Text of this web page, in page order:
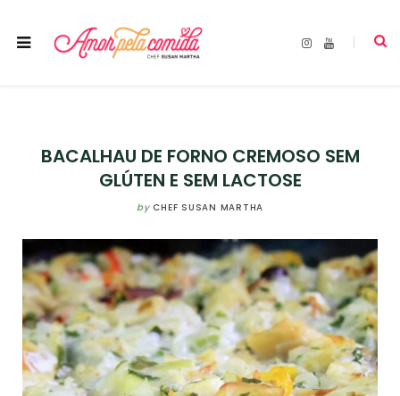
I
Y
BACALHAU DE FORNO CREMOSO SEM
GLÚTEN E SEM LACTOSE
by CHEF SUSAN MARTHA